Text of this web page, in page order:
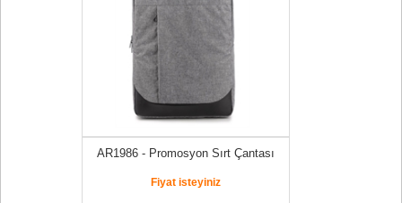
AR1986 - Promosyon Sırt Çantası
Fiyat isteyiniz